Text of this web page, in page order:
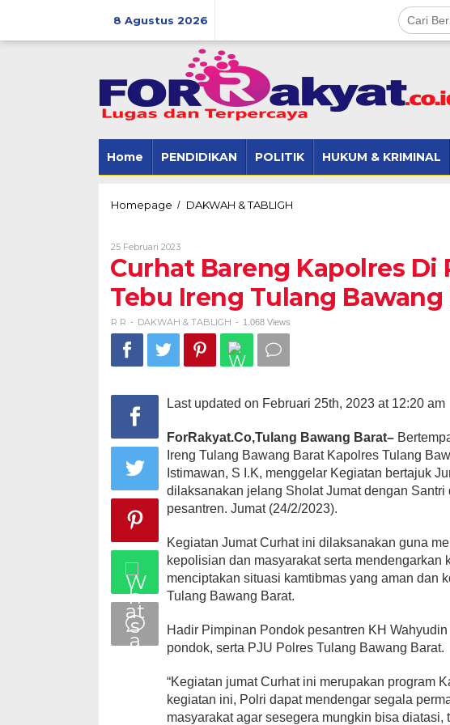
8 Agustus 2026
Home PENDIDIKAN POLITIK HUKUM & KRIMINAL
Homepage / DAKWAH & TABLIGH
Pondok
Pesantren
Tebu
Ireng
25 Februari 2023Oleh
R
Curhat Bareng Kapolres
Tebu Ireng Tulang Bawang
R R - DAKWAH & TABLIGH - 1.068 Views
Last updated on Februari 25th, 2023 at 12:20 am
ForRakyat.Co,Tulang Bawang Barat–
Ireng Tulang Bawang Barat Kapolres Tulang
Istimawan, S I.K, menggelar Kegiatan bertajuk
dilaksanakan jelang Sholat Jumat dengan
pesantren. Jumat (24/2/2023).
Kegiatan Jumat Curhat ini dilaksanakan guna
kepolisian dan masyarakat serta mendengarkan
menciptakan situasi kamtibmas yang aman dan
Tulang Bawang Barat.
Hadir Pimpinan Pondok pesantren KH
pondok, serta PJU Polres Tulang Bawang Barat.
“Kegiatan jumat Curhat ini merupakan program
kegiatan ini, Polri dapat mendengar segala
masyarakat agar sesegera mungkin bisa diatasi,